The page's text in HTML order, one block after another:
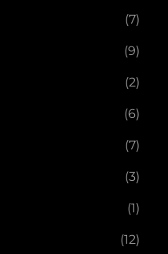
(7)
(9)
(2)
(6)
(7)
(3)
(1)
(12)